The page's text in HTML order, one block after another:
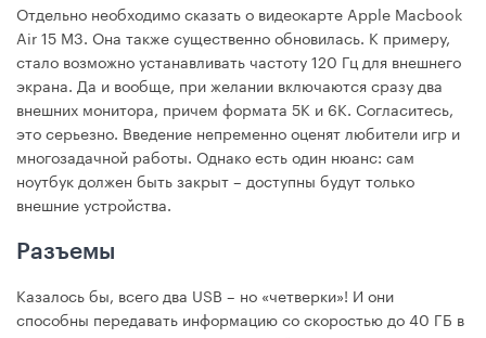
Отдельно необходимо сказать о видеокарте Apple Macbook
Air 15 M3. Она также существенно обновилась. К примеру,
стало возможно устанавливать частоту 120 Гц для внешнего
экрана. Да и вообще, при желании включаются сразу два
внешних монитора, причем формата 5К и 6К. Согласитесь,
это серьезно. Введение непременно оценят любители игр и
многозадачной работы. Однако есть один нюанс: сам
ноутбук должен быть закрыт – доступны будут только
внешние устройства.
Разъемы
Казалось бы, всего два USB – но «четверки»! И они
способны передавать информацию со скоростью до 40 ГБ в